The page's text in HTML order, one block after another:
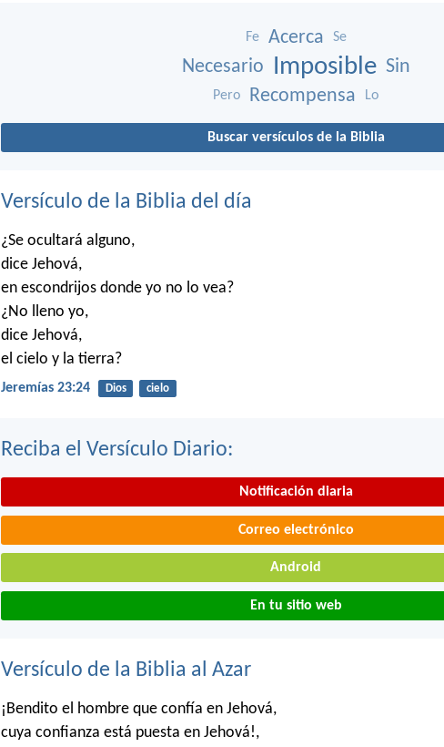
Fe Acerca Se
Necesario Imposible Sin
Pero Recompensa Lo
Buscar versículos de la Biblia
Versículo de la Biblia del día
¿Se ocultará alguno,
dice Jehová,
en escondrijos donde yo no lo vea?
¿No lleno yo,
dice Jehová,
el cielo y la tierra?
Jeremías 23:24 Dios cielo
Reciba el Versículo Diario:
Notificación diaria
Correo electrónico
Android
En tu sitio web
Versículo de la Biblia al Azar
¡Bendito el hombre que confía en Jehová,
cuya confianza está puesta en Jehová!,